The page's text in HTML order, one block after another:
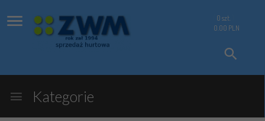
0 szt.
0.00 PLN
Kategorie